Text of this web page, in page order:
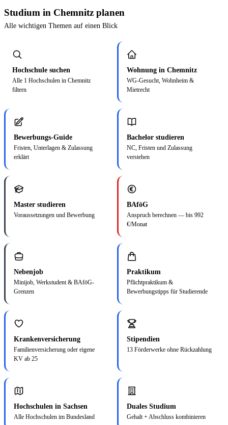
Studium in Chemnitz planen
Alle wichtigen Themen auf einen Blick
Hochschule suchen
Alle 1 Hochschulen in Chemnitz
filtern
Wohnung in Chemnitz
WG-Gesucht, Wohnheim &
Mietrecht
Bewerbungs-Guide
Fristen, Unterlagen & Zulassung
erklärt
Bachelor studieren
NC, Fristen und Zulassung
verstehen
Master studieren
Voraussetzungen und Bewerbung
BAföG
Anspruch berechnen — bis 992
€/Monat
Nebenjob
Minijob, Werkstudent & BAföG-
Grenzen
Praktikum
Pflichtpraktikum &
Bewerbungstipps für Studierende
Krankenversicherung
Familienversicherung oder eigene
KV ab 25
Stipendien
13 Förderwerke ohne Rückzahlung
Hochschulen in Sachsen
Alle Hochschulen im Bundesland
Duales Studium
Gehalt + Abschluss kombinieren